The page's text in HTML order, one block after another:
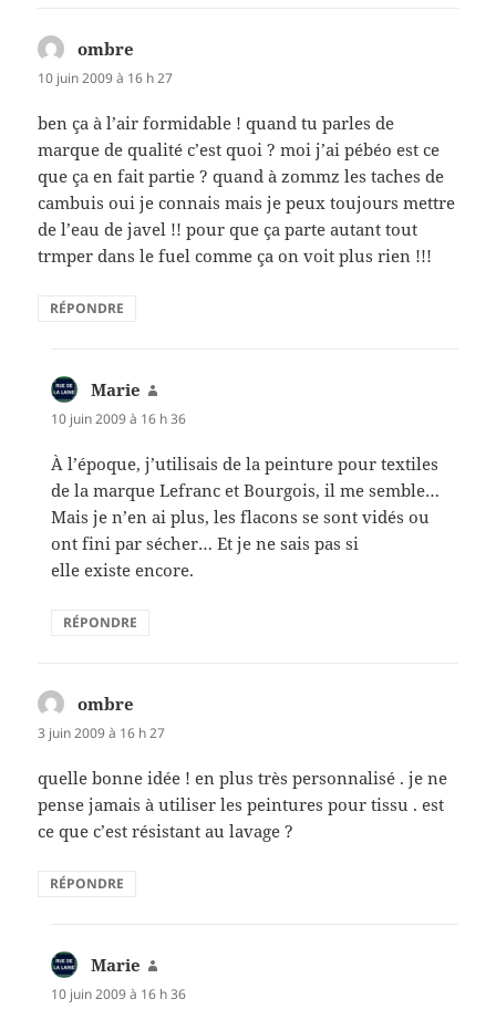
ombre
10 juin 2009 à 16 h 27
ben ça à l’air formidable ! quand tu parles de
marque de qualité c’est quoi ? moi j’ai pébéo est ce
que ça en fait partie ? quand à zommz les taches de
cambuis oui je connais mais je peux toujours mettre
de l’eau de javel !! pour que ça parte autant tout
trmper dans le fuel comme ça on voit plus rien !!!
RÉPONDRE
Marie
10 juin 2009 à 16 h 36
À l’époque, j’utilisais de la peinture pour textiles
de la marque Lefranc et Bourgois, il me semble…
Mais je n’en ai plus, les flacons se sont vidés ou
ont fini par sécher… Et je ne sais pas si
elle existe encore.
RÉPONDRE
ombre
3 juin 2009 à 16 h 27
quelle bonne idée ! en plus très personnalisé . je ne
pense jamais à utiliser les peintures pour tissu . est
ce que c’est résistant au lavage ?
RÉPONDRE
Marie
10 juin 2009 à 16 h 36